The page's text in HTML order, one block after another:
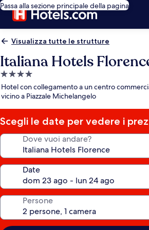
Passa alla sezione principale della pagina
Visualizza tutte le strutture
Italiana Hotels
Struttura
a
4.0
stelle
Hotel con collegamento a un centro
vicino a Piazzale Michelangelo
Scegli le date per vedere i
Dove vuoi andare?
Date
Persone